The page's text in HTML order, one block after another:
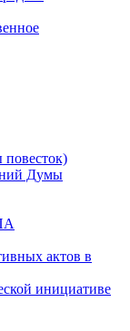
Думы
актов в
инициативе